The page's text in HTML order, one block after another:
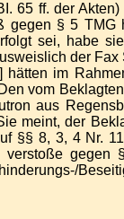
ff. der
§ 5
sei, habe
der
im
vom
aus
meint, der
§§ 8, 3, 4 Nr.
verstoße